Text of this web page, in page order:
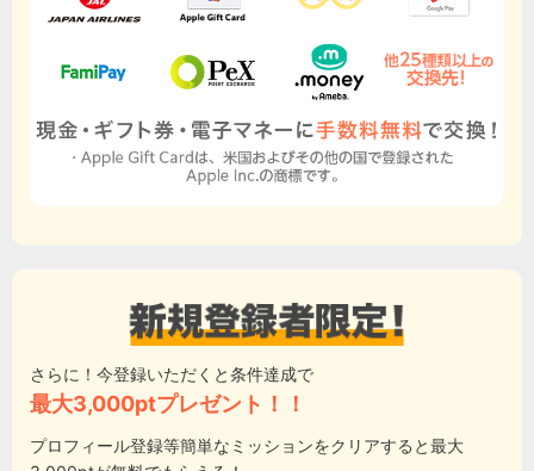
さらに！今登録いただくと条件達成で
最大3,000ptプレゼント！！
プロフィール登録等簡単なミッションをクリアすると最大